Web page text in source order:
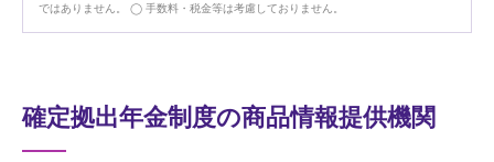
ではありません。
手数料・税金等は考慮しておりません。
確定拠出年金制度の商品情報提供機関